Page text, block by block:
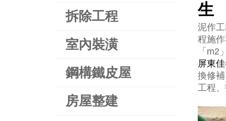
拆除工程
室內裝潢
鋼構鐵皮屋
房屋整建
生
泥作
程施
「m2
屏東
換修
工程